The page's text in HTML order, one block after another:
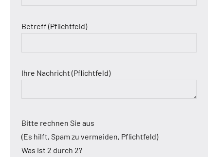
Betreff (Pflichtfeld)
Ihre Nachricht (Pflichtfeld)
Bitte rechnen Sie aus
(Es hilft, Spam zu vermeiden, Pflichtfeld)
Was ist 2 durch 2?